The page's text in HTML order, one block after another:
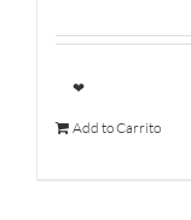
❤
Add to Carrito